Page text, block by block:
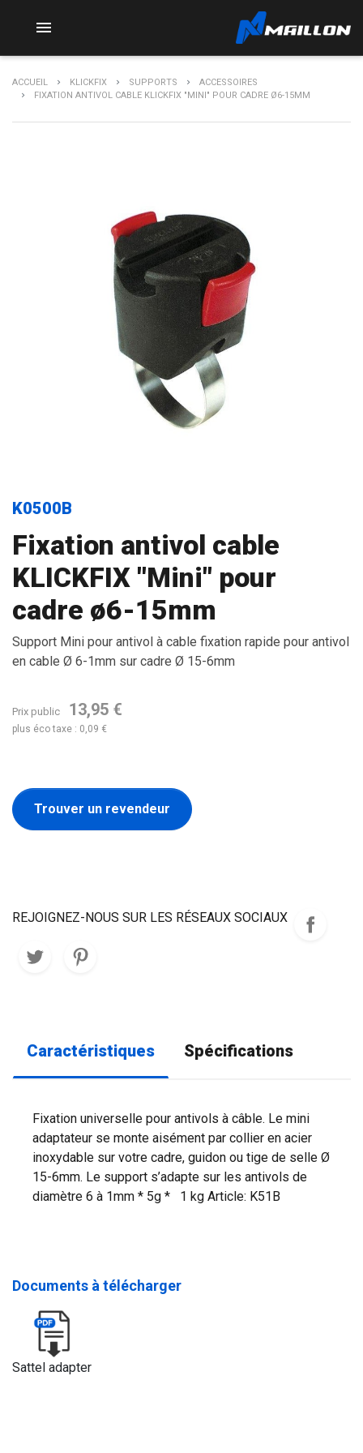

ACCUEIL KLICKFIX SUPPORTS
ACCESSOIRES
FIXATION ANTIVOL CABLE KLICKFIX "MINI" POUR CADRE Ø6-15MM
K0500B
Fixation antivol cable
KLICKFIX "Mini" pour
cadre ø6-15mm
Support Mini pour antivol à cable fixation rapide pour antivol
en cable Ø 6-1mm sur cadre Ø 15-6mm
Prix public 13,95 €
plus éco taxe : 0,09 €
Trouver un revendeur
REJOIGNEZ-NOUS SUR LES RÉSEAUX SOCIAUX
Caractéristiques Spécifications
Fixation universelle pour antivols à câble. Le mini
adaptateur se monte aisément par collier en acier
inoxydable sur votre cadre, guidon ou tige de selle Ø
15-6mm. Le support s’adapte sur les antivols de
diamètre 6 à 1mm * 5g * 1 kg Article: K51B
Documents à télécharger
Sattel adapter